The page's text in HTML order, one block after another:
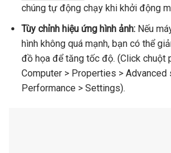
chúng tự động chạy khi khởi động
Tùy chỉnh hiệu ứng hình ảnh:Nếu
hình không quá mạnh, bạn có thể
đồ họa để tăng tốc độ. (Click chuột
Computer > Properties >
Performance > Settings).